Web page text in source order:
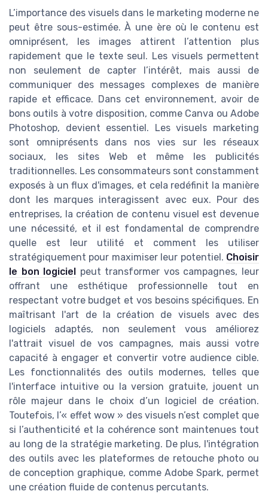
L’importance des visuels dans le marketing moderne ne
peut être sous-estimée. À une ère où le contenu est
omniprésent, les images attirent l’attention plus
rapidement que le texte seul. Les visuels permettent
non seulement de capter l’intérêt, mais aussi de
communiquer des messages complexes de manière
rapide et efficace. Dans cet environnement, avoir de
bons outils à votre disposition, comme Canva ou Adobe
Photoshop, devient essentiel. Les visuels marketing
sont omniprésents dans nos vies sur les réseaux
sociaux, les sites Web et même les publicités
traditionnelles. Les consommateurs sont constamment
exposés à un flux d'images, et cela redéfinit la manière
dont les marques interagissent avec eux. Pour des
entreprises, la création de contenu visuel est devenue
une nécessité, et il est fondamental de comprendre
quelle est leur utilité et comment les utiliser
stratégiquement pour maximiser leur potentiel. Choisir
le bon logiciel
peut transformer vos campagnes, leur
offrant une esthétique professionnelle tout en
respectant votre budget et vos besoins spécifiques. En
maîtrisant l'art de la création de visuels avec des
logiciels adaptés, non seulement vous améliorez
l'attrait visuel de vos campagnes, mais aussi votre
capacité à engager et convertir votre audience cible.
Les fonctionnalités des outils modernes, telles que
l'interface intuitive ou la version gratuite, jouent un
rôle majeur dans le choix d’un logiciel de création.
Toutefois, l’« effet wow » des visuels n’est complet que
si l’authenticité et la cohérence sont maintenues tout
au long de la stratégie marketing. De plus, l'intégration
des outils avec les plateformes de retouche photo ou
de conception graphique, comme Adobe Spark, permet
une création fluide de contenus percutants.